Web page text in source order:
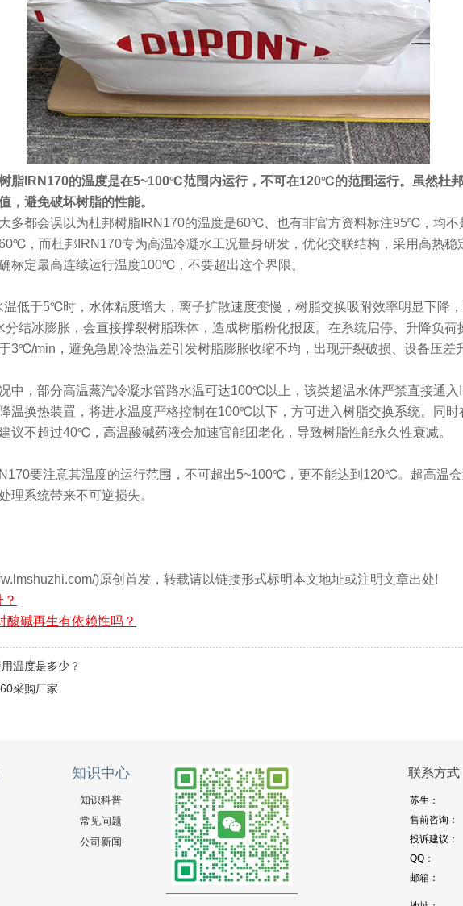
脂IRN170的温度是在5~100℃范围内运行，不可在120℃的范围运行。虽然杜
，避免破坏树脂的性能。
多都会误以为杜邦树脂IRN170的温度是60℃、也有非官方资料标注95℃，均不
，而杜邦IRN170专为高温冷凝水工况量身研发，优化交联结构，采用高热稳
标定最高连续运行温度100℃，不要超出这个界限。
低于5℃时，水体粘度增大，离子扩散速度变慢，树脂交换吸附效率明显下降
结冰膨胀，会直接撑裂树脂珠体，造成树脂粉化报废。在系统启停、升降负荷
3℃/min，避免急剧冷热温差引发树脂膨胀收缩不均，出现开裂破损、设备压差
中，部分高温蒸汽冷凝水管路水温可达100℃以上，该类超温水体严禁直接通入
温换热装置，将进水温度严格控制在100℃以下，方可进入树脂交换系统。同时
议不超过40℃，高温酸碱药液会加速官能团老化，导致树脂性能永久性衰减。
要注意其温度的运行范围，不可超出5~100℃，更不能达到120℃。超高温
理系统带来不可逆损失。
)原创首发，转载请以链接形式标明本文地址或注明文章出处!
酸碱再生有依赖性吗？
温度是多少？
采购厂家
知识中心
知识科普
常见问题
公司新闻
联系方式
苏生：
售前咨询：
投诉建议：
QQ：
邮箱：